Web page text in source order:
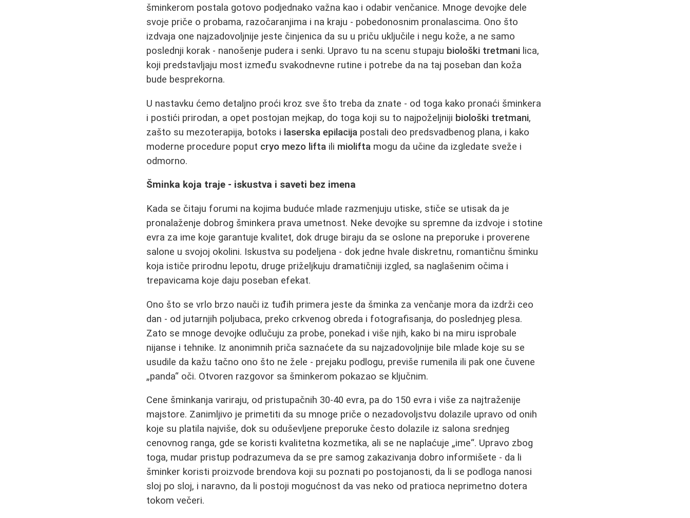
šminkerom postala gotovo podjednako važna kao i odabir venčanice. Mnoge devojke dele
svoje priče o probama, razočaranjima i na kraju - pobedonosnim pronalascima. Ono što
izdvaja one najzadovoljnije jeste činjenica da su u priču uključile i negu kože, a ne samo
poslednji korak - nanošenje pudera i senki. Upravo tu na scenu stupaju biološki tretmani lica,
koji predstavljaju most između svakodnevne rutine i potrebe da na taj poseban dan koža
bude besprekorna.
U nastavku ćemo detaljno proći kroz sve što treba da znate - od toga kako pronaći šminkera
i postići prirodan, a opet postojan mejkap, do toga koji su to najpoželjniji biološki tretmani,
zašto su mezoterapija, botoks i laserska epilacija postali deo predsvadbenog plana, i kako
moderne procedure poput cryo mezo lifta ili miolifta mogu da učine da izgledate sveže i
odmorno.
Šminka koja traje - iskustva i saveti bez imena
Kada se čitaju forumi na kojima buduće mlade razmenjuju utiske, stiče se utisak da je
pronalaženje dobrog šminkera prava umetnost. Neke devojke su spremne da izdvoje i stotine
evra za ime koje garantuje kvalitet, dok druge biraju da se oslone na preporuke i proverene
salone u svojoj okolini. Iskustva su podeljena - dok jedne hvale diskretnu, romantičnu šminku
koja ističe prirodnu lepotu, druge priželjkuju dramatičniji izgled, sa naglašenim očima i
trepavicama koje daju poseban efekat.
Ono što se vrlo brzo nauči iz tuđih primera jeste da šminka za venčanje mora da izdrži ceo
dan - od jutarnjih poljubaca, preko crkvenog obreda i fotografisanja, do poslednjeg plesa.
Zato se mnoge devojke odlučuju za probe, ponekad i više njih, kako bi na miru isprobale
nijanse i tehnike. Iz anonimnih priča saznaćete da su najzadovoljnije bile mlade koje su se
usudile da kažu tačno ono što ne žele - prejaku podlogu, previše rumenila ili pak one čuvene
„panda“ oči. Otvoren razgovor sa šminkerom pokazao se ključnim.
Cene šminkanja variraju, od pristupačnih 30-40 evra, pa do 150 evra i više za najtraženije
majstore. Zanimljivo je primetiti da su mnoge priče o nezadovoljstvu dolazile upravo od onih
koje su platila najviše, dok su oduševljene preporuke često dolazile iz salona srednjeg
cenovnog ranga, gde se koristi kvalitetna kozmetika, ali se ne naplaćuje „ime“. Upravo zbog
toga, mudar pristup podrazumeva da se pre samog zakazivanja dobro informišete - da li
šminker koristi proizvode brendova koji su poznati po postojanosti, da li se podloga nanosi
sloj po sloj, i naravno, da li postoji mogućnost da vas neko od pratioca neprimetno dotera
tokom večeri.